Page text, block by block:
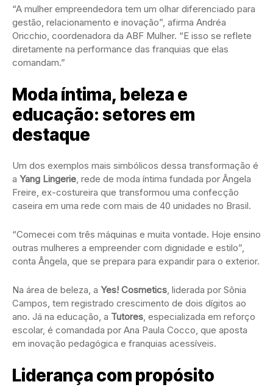
“A mulher empreendedora tem um olhar diferenciado para
gestão, relacionamento e inovação”, afirma Andréa
Oricchio, coordenadora da ABF Mulher. “E isso se reflete
diretamente na performance das franquias que elas
comandam.”
Moda íntima, beleza e
educação: setores em
destaque
Um dos exemplos mais simbólicos dessa transformação é
a Yang Lingerie , rede de moda íntima fundada por Ângela
Freire, ex-costureira que transformou uma confecção
caseira em uma rede com mais de 40 unidades no Brasil.
“Comecei com três máquinas e muita vontade. Hoje ensino
outras mulheres a empreender com dignidade e estilo”,
conta Ângela, que se prepara para expandir para o exterior.
Na área de beleza, a Yes! Cosmetics , liderada por Sônia
Campos, tem registrado crescimento de dois dígitos ao
ano. Já na educação, a Tutores , especializada em reforço
escolar, é comandada por Ana Paula Cocco, que aposta
em inovação pedagógica e franquias acessíveis.
Liderança com propósito